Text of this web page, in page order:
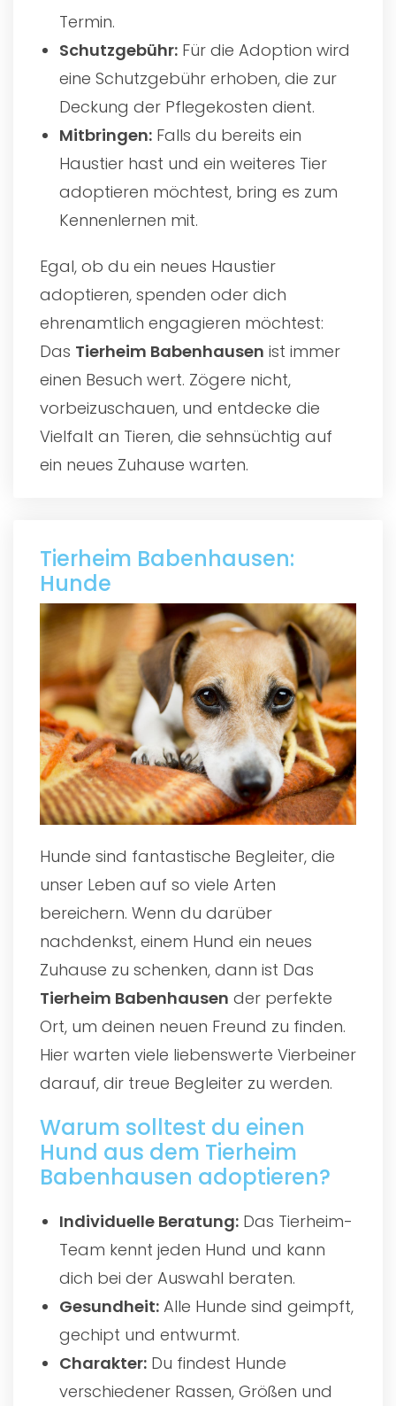
Termin.
Schutzgebühr: Für die Adoption wird
eine Schutzgebühr erhoben, die zur
Deckung der Pflegekosten dient.
Mitbringen: Falls du bereits ein
Haustier hast und ein weiteres Tier
adoptieren möchtest, bring es zum
Kennenlernen mit.
Egal, ob du ein neues Haustier
adoptieren, spenden oder dich
ehrenamtlich engagieren möchtest:
Das Tierheim Babenhausen ist immer
einen Besuch wert. Zögere nicht,
vorbeizuschauen, und entdecke die
Vielfalt an Tieren, die sehnsüchtig auf
ein neues Zuhause warten.
Tierheim Babenhausen:
Hunde
Hunde sind fantastische Begleiter, die
unser Leben auf so viele Arten
bereichern. Wenn du darüber
nachdenkst, einem Hund ein neues
Zuhause zu schenken, dann ist Das
Tierheim Babenhausen der perfekte
Ort, um deinen neuen Freund zu finden.
Hier warten viele liebenswerte Vierbeiner
darauf, dir treue Begleiter zu werden.
Warum solltest du einen
Hund aus dem Tierheim
Babenhausen adoptieren?
Individuelle Beratung: Das Tierheim-
Team kennt jeden Hund und kann
dich bei der Auswahl beraten.
Gesundheit: Alle Hunde sind geimpft,
gechipt und entwurmt.
Charakter: Du findest Hunde
verschiedener Rassen, Größen und